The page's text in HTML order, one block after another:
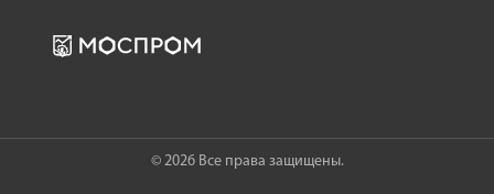
© 2026 Все права защищены.